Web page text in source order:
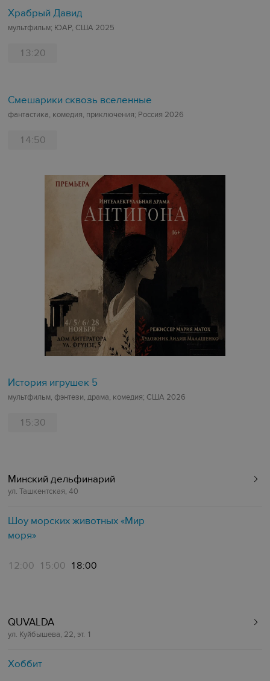
Храбрый Давид
мультфильм; ЮАР, США 2025
13:20
Смешарики сквозь вселенные
фантастика, комедия, приключения; Россия 2026
14:50
История игрушек 5
мультфильм, фэнтези, драма, комедия; США 2026
15:30
Минский дельфинарий
ул. Ташкентская, 40
Шоу морских животных «Мир
моря»
12:00 15:00 18:00
QUVALDA
ул. Куйбышева, 22, эт. 1
Хоббит